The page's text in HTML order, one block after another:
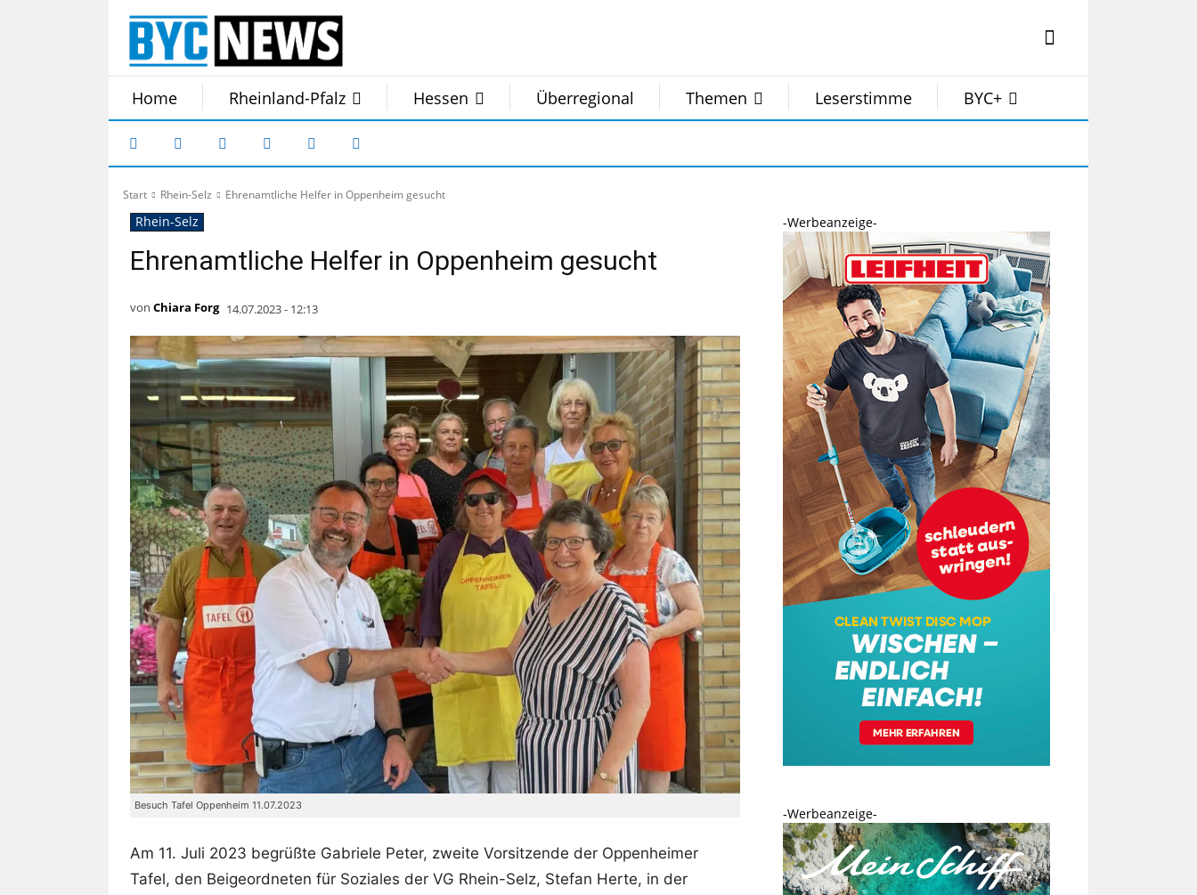
Home Rheinland-Pfalz Hessen Überregional Themen Leserstimme BYC+
Start Rhein-Selz Ehrenamtliche Helfer in Oppenheim gesucht
Rhein-Selz
Ehrenamtliche Helfer in Oppenheim gesucht
von Chiara Forg 14.07.2023 - 12:13
Besuch Tafel Oppenheim 11.07.2023
Am 11. Juli 2023 begrüßte Gabriele Peter, zweite Vorsitzende der Oppenheimer
Tafel, den Beigeordneten für Soziales der VG Rhein-Selz, Stefan Herte, in der
-Werbeanzeige-
-Werbeanzeige-